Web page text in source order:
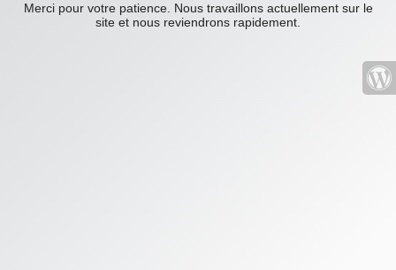
Merci pour votre patience. Nous travaillons actuellement sur le
site et nous reviendrons rapidement.